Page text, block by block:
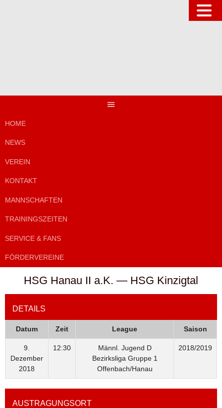
HOME
NEWS
VEREIN
KONTAKT
MANNSCHAFTEN
TRAININGSZEITEN
SERVICE & FANS
FÖRDERVEREINE
HSG Hanau II a.K. — HSG Kinzigtal
DETAILS
Datum Zeit League Saison
9.
Dezember
2018
12:30
Männl. Jugend D
Bezirksliga Gruppe 1
Offenbach/Hanau
2018/2019
AUSTRAGUNGSORT